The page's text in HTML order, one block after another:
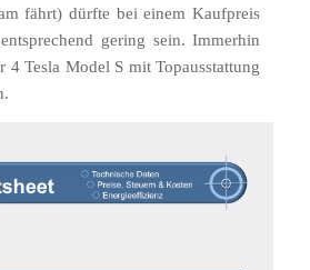
fährt) dürfte bei einem Kaufpreis
gering sein. Immerhin
4 Tesla Model S mit Topausstattung